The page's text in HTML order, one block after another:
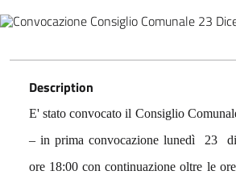
Description
E' stato convocato il Consiglio
– in prima convocazione lunedì 23
ore 18:00 con continuazione oltre le